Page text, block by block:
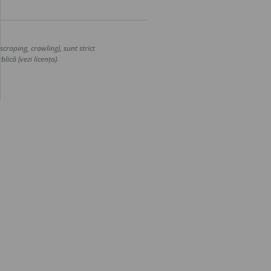
crawling), sunt strict
(vezi licența).